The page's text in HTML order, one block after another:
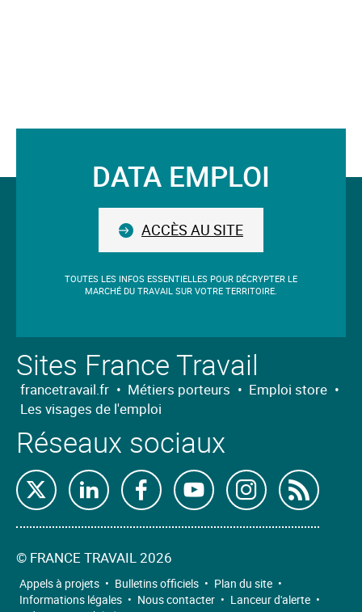
Suivez-DATA EMPLOI
ACCÈS AU SITE
TOUTES LES INFOS ESSENTIELLES POUR DÉCRYPTER LE
MARCHÉ DU TRAVAIL SUR VOTRE TERRITOIRE.
Sites France Travail
francetravail.fr • Métiers porteurs • Emploi store •
Les visages de l'emploi
Réseaux sociaux
Retrouvez-
nous
sur
X
Retrouvez-
nous
sur
Linkedin
Retrouvez-
nous
sur
Facebook
Retrouvez-
nous
Youtube
Retrouvez-
nous
Instagram
nous
© FRANCE TRAVAIL 2026
Appels à projets • Bulletins officiels • Plan du site •
Informations légales • Nous contacter • Lanceur d'alerte •